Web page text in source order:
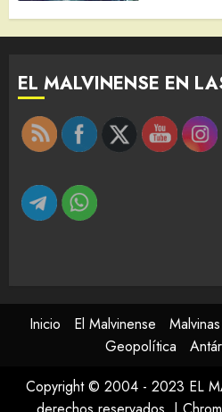
EL MALVINENSE EN
Inicio El Malvinense Malvinas
Geopolítica
Copyright © 2004 - 2023 EL